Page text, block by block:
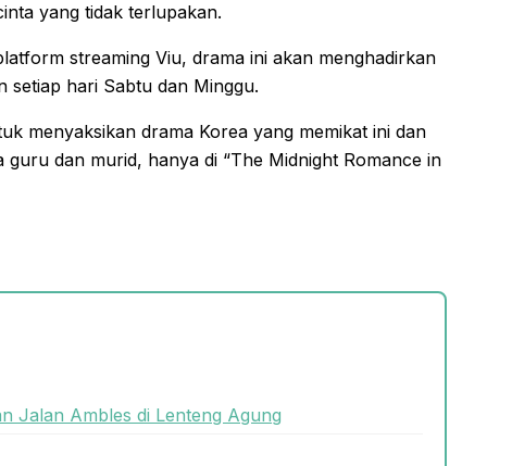
yang tidak terlupakan.
streaming Viu, drama ini akan menghadirkan
setiap hari Sabtu dan Minggu.
menyaksikan drama Korea yang memikat ini dan
dan murid, hanya di “The Midnight Romance in
Jalan Ambles di Lenteng Agung